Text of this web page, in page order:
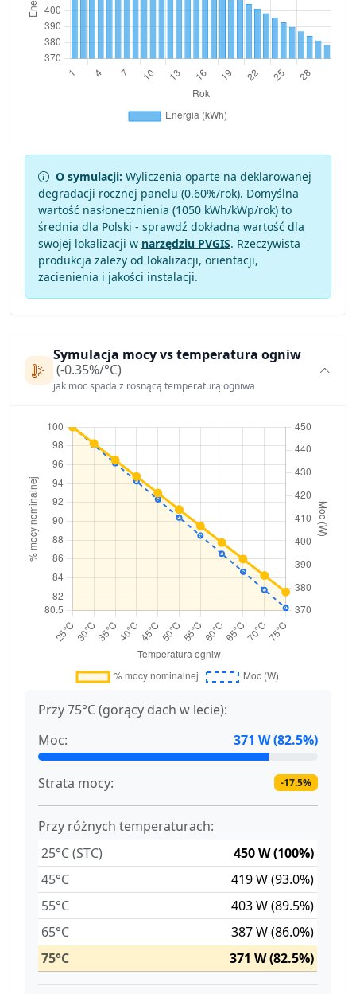
O symulacji: Wyliczenia oparte na deklarowanej
degradacji rocznej panelu (0.60%/rok). Domyślna
wartość nasłonecznienia (1050 kWh/kWp/rok) to
średnia dla Polski - sprawdź dokładną wartość dla
swojej lokalizacji w narzędziu PVGIS. Rzeczywista
produkcja zależy od lokalizacji, orientacji,
zacienienia i jakości instalacji.
Symulacja mocy vs temperatura ogniw
(-0.35%/°C)
jak moc spada z rosnącą temperaturą ogniwa
Przy 75°C (gorący dach w lecie):
Moc:
371 W (82.5%)
Strata mocy: -17.5%
Przy różnych temperaturach:
25°C (STC)
450 W (100%)
45°C
419 W (93.0%)
55°C
403 W (89.5%)
65°C
387 W (86.0%)
75°C
371 W (82.5%)